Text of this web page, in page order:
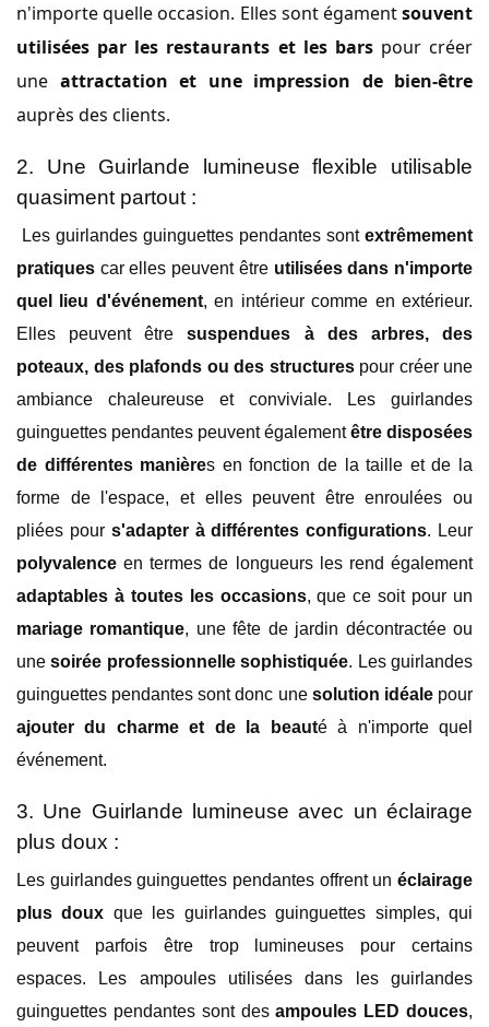
n'importe quelle occasion. Elles sont égamentsouvent
utilisées par les restaurants et les barspour créer
une attractation et une impression de bien-être
auprès des clients.
2. Une Guirlande lumineuse flexible utilisable
quasiment partout :
Les guirlandes guinguettes pendantes sont extrêmement
pratiques car elles peuvent être utilisées dans n'importe
quel lieu d'événement, en intérieur comme en extérieur.
Elles peuvent être suspendues à des arbres, des
poteaux, des plafonds ou des structurespour créer une
ambiance chaleureuse et conviviale. Les guirlandes
guinguettes pendantes peuvent égalementêtre disposées
de différentes manières en fonction de la taille et de la
forme de l'espace, et elles peuvent être enroulées ou
pliées pour s'adapter à différentes configurations. Leur
polyvalence en termes de longueurs les rend également
adaptables à toutes les occasions, que ce soit pour un
mariage romantique, une fête de jardin décontractée ou
unesoirée professionnelle sophistiquée. Les guirlandes
guinguettes pendantes sont donc une solution idéale pour
ajouter du charme et de la beauté à n'importe quel
événement.
3. Une Guirlande lumineuse avec un éclairage
plus doux :
Les guirlandes guinguettes pendantes offrent un éclairage
plus doux que les guirlandes guinguettes simples, qui
peuvent parfois être trop lumineuses pour certains
espaces. Les ampoules utilisées dans les guirlandes
guinguettes pendantes sont desampoules LED douces,